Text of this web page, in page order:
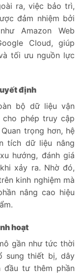
ra, việc bảo trì,
đảm nhiệm bởi
Amazon Web
Cloud, giúp
tối ưu nguồn lực
định
bộ dữ liệu vận
cho phép truy cập
trọng hơn, hệ
tích dữ liệu nâng
hướng, đánh giá
xảy ra. Nhờ đó,
kinh nghiệm mà
nâng cao hiệu
hoạt
gần như tức thời
sung thiết bị, dây
đầu tư thêm phần